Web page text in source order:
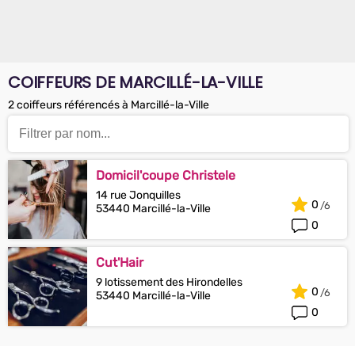
COIFFEURS DE MARCILLÉ-LA-VILLE
2 coiffeurs référencés à Marcillé-la-Ville
Domicil'coupe Christele
14 rue Jonquilles
53440 Marcillé-la-Ville
0
0
Cut'Hair
9 lotissement des Hirondelles
53440 Marcillé-la-Ville
0
0